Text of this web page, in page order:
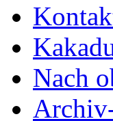
Nach